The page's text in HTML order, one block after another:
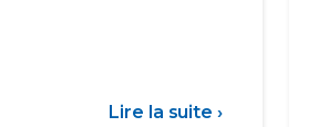
Lire la suite ›